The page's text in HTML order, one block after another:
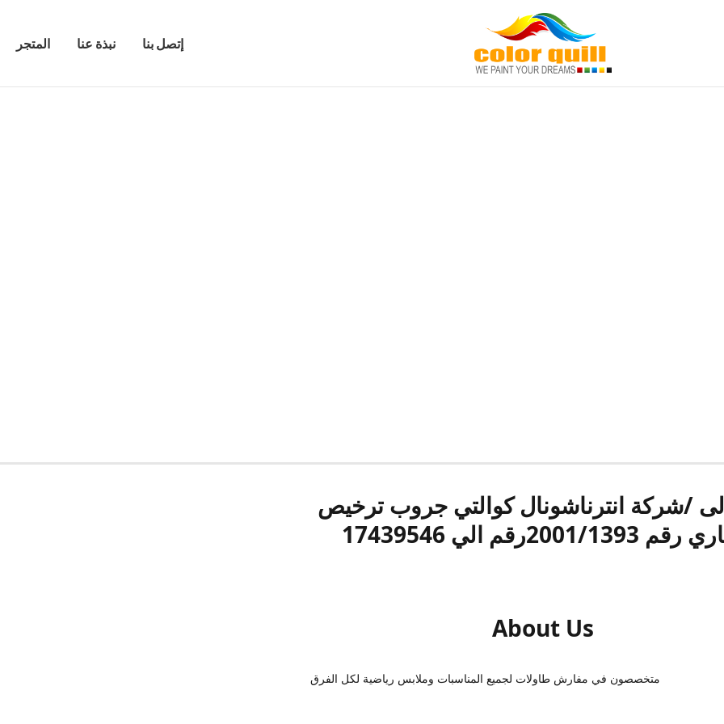
المتجر نبذة عنا إتصل بنا
/شركة انترناشونال كوالتي جروب ترخيص
2001/1393رقم الي 17439546
About Us
متخصصون في مفارش طاولات لجميع المناسبات وملابس رياضية لكل الفرق